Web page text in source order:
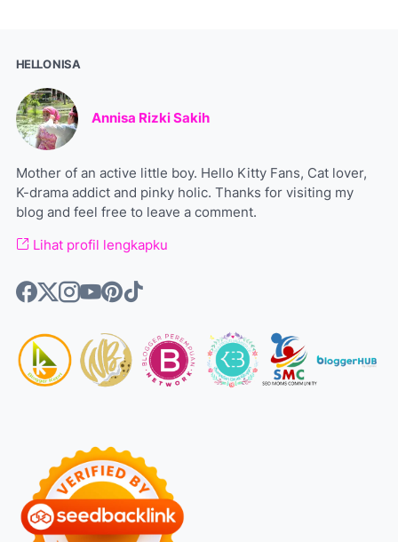
HELLO NISA
Annisa Rizki Sakih
Mother of an active little boy. Hello Kitty Fans, Cat lover,
K-drama addict and pinky holic. Thanks for visiting my
blog and feel free to leave a comment.
Lihat profil lengkapku